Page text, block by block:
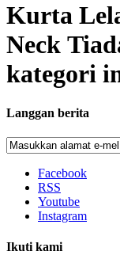
Kurta
Neck
kategori
Langgan berita
Facebook
RSS
Youtube
Instagram
Ikuti kami